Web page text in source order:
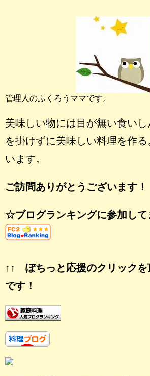
管理人のふくろうママです。
美味しい物には目が無い食い
を掛けずに美味しい料理を作
います。
ご訪問ありがとうございます！
☆ブログランキングに参加し
↑↑ ぽちっと応援のクリックを
です！